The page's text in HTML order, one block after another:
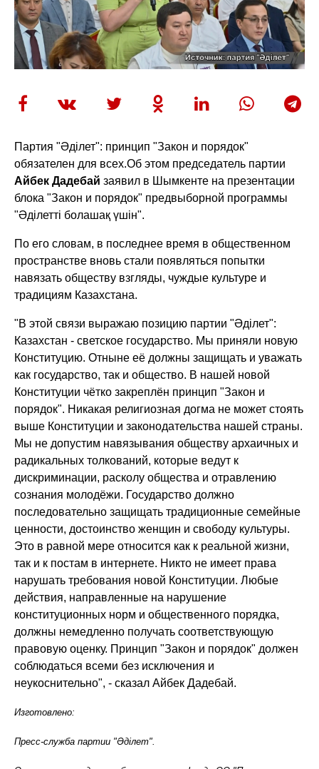
Партия "Әділет": принцип "Закон и порядок"
обязателен для всех.Об этом председатель партии
Айбек Дадебай заявил в Шымкенте на презентации
блока "Закон и порядок" предвыборной программы
"Әділетті болашақ үшін".
По его словам, в последнее время в общественном
пространстве вновь стали появляться попытки
навязать обществу взгляды, чуждые культуре и
традициям Казахстана.
"В этой связи выражаю позицию партии "Әділет":
Казахстан - светское государство. Мы приняли новую
Конституцию. Отныне её должны защищать и уважать
как государство, так и общество. В нашей новой
Конституции чётко закреплён принцип "Закон и
порядок". Никакая религиозная догма не может стоять
выше Конституции и законодательства нашей страны.
Мы не допустим навязывания обществу архаичных и
радикальных толкований, которые ведут к
дискриминации, расколу общества и отравлению
сознания молодёжи. Государство должно
последовательно защищать традиционные семейные
ценности, достоинство женщин и свободу культуры.
Это в равной мере относится как к реальной жизни,
так и к постам в интернете. Никто не имеет права
нарушать требования новой Конституции. Любые
действия, направленные на нарушение
конституционных норм и общественного порядка,
должны немедленно получать соответствующую
правовую оценку. Принцип "Закон и порядок" должен
соблюдаться всеми без исключения и
неукоснительно", - сказал Айбек Дадебай.
Изготовлено:
Пресс-служба партии "Әділет".